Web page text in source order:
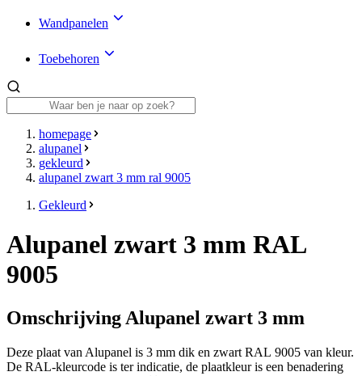
Wandpanelen
Toebehoren
homepage
alupanel
gekleurd
alupanel zwart 3 mm ral 9005
Gekleurd
Alupanel zwart 3 mm RAL
9005
Omschrijving Alupanel zwart 3 mm
Deze plaat van Alupanel is 3 mm dik en zwart RAL 9005 van kleur.
De RAL-kleurcode is ter indicatie, de plaatkleur is een benadering